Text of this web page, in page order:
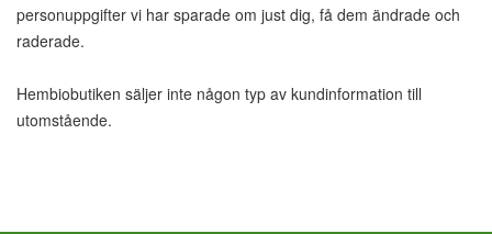
personuppgifter vi har sparade om just dig, få dem ändrade och
raderade.
Hembiobutiken säljer inte någon typ av kundinformation till
utomstående.